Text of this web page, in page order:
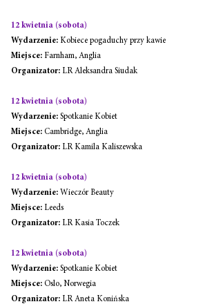
12 kwietnia (sobota)
Wydarzenie: Kobiece pogaduchy przy kawie
Miejsce: Farnham, Anglia
Organizator: LR Aleksandra Siudak
12 kwietnia (sobota)
Wydarzenie: Spotkanie Kobiet
Miejsce: Cambridge, Anglia
Organizator: LR Kamila Kaliszewska
12 kwietnia (sobota)
Wydarzenie: Wieczór Beauty
Miejsce: Leeds
Organizator: LR Kasia Toczek
12 kwietnia (sobota)
Wydarzenie: Spotkanie Kobiet
Miejsce: Oslo, Norwegia
Organizator: LR Aneta Konińska